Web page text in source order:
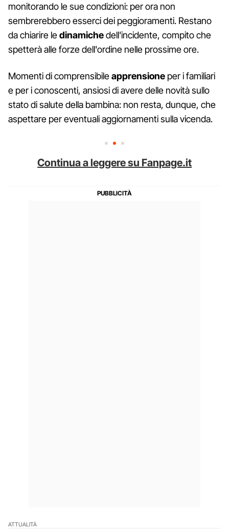
monitorando le sue condizioni: per ora non
sembrerebbero esserci dei peggioramenti. Restano
da chiarire ledinamichedell'incidente, compito che
spetterà alle forze dell'ordine nelle prossime ore.
Momenti di comprensibileapprensione per i familiari
e per i conoscenti, ansiosi di avere delle novità sullo
stato di salute della bambina: non resta, dunque, che
aspettare per eventuali aggiornamenti sulla vicenda.
Continua a leggere su Fanpage.it
ATTUALITÀ